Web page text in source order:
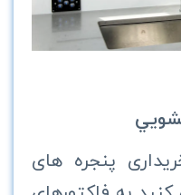
پنجره های